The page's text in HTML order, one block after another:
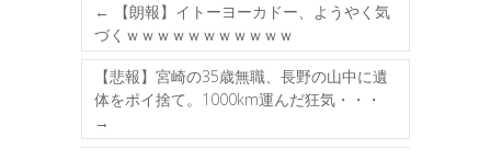
←
【朗報】イトーヨーカドー、ようやく気
づくｗｗｗｗｗｗｗｗｗｗｗ
【悲報】宮崎の35歳無職、長野の山中に遺
体をポイ捨て。1000km運んだ狂気・・・
→